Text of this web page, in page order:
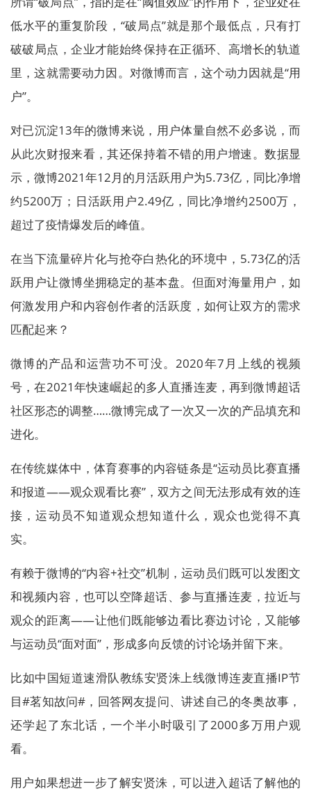
低水平的重复阶段，“破局点”就是那个最低点，只有打
破破局点，企业才能始终保持在正循环、高增长的轨道
里，这就需要动力因。对微博而言，这个动力因就是“用
户”。
对已沉淀13年的微博来说，用户体量自然不必多说，而
从此次财报来看，其还保持着不错的用户增速。数据显
示，微博2021年12月的月活跃用户为5.73亿，同比净增
约5200万；日活跃用户2.49亿，同比净增约2500万，
超过了疫情爆发后的峰值。
在当下流量碎片化与抢夺白热化的环境中，5.73亿的活
跃用户让微博坐拥稳定的基本盘。但面对海量用户，如
何激发用户和内容创作者的活跃度，如何让双方的需求
匹配起来？
微博的产品和运营功不可没。2020年7月上线的视频
号，在2021年快速崛起的多人直播连麦，再到微博超话
社区形态的调整……微博完成了一次又一次的产品填充和
进化。
在传统媒体中，体育赛事的内容链条是“运动员比赛直播
和报道——观众观看比赛”，双方之间无法形成有效的连
接，运动员不知道观众想知道什么，观众也觉得不真
实。
有赖于微博的“内容+社交”机制，运动员们既可以发图文
和视频内容，也可以空降超话、参与直播连麦，拉近与
观众的距离——让他们既能够边看比赛边讨论，又能够
与运动员“面对面”，形成多向反馈的讨论场并留下来。
比如中国短道速滑队教练安贤洙上线微博连麦直播IP节
目#茗知故问#，回答网友提问、讲述自己的冬奥故事，
还学起了东北话，一个半小时吸引了2000多万用户观
看。
用户如果想进一步了解安贤洙，可以进入超话了解他的